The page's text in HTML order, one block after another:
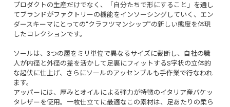
プロダクトの生産だけでなく、「自分たちで形にすること」を通し
てブランドがファクトリーの機能をインソーシングしていく、エン
ダースキーマにとっての“クラフツマンシップ”の新しい態度を体現
したコレクションです。
ソールは、3つの層をミリ単位で異なるサイズに裁断し、自社の職
人が内径と外径の差を活かして足裏にフィットするS字状の立体的
な起伏に仕上げ、さらにソールのアッセンブルも手作業で行なわれ
ます。
アッパーには、厚みとオイルによる弾力が特徴のイタリア産バケッ
タレザーを使用。一枚仕立てに最適なこの素材は、足あたりの柔ら